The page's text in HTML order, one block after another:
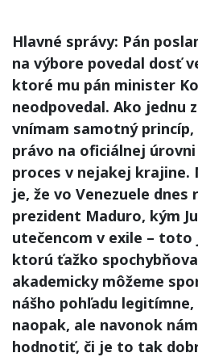
Hlavné správy: Pán
na výbore povedal dosť
ktoré mu pán minister
neodpovedal. Ako jednu
vnímam samotný princíp,
právo na oficiálnej
proces v nejakej
je, že vo Venezuele dnes
prezident Maduro, kým
utečencom v exile –
ktorú ťažko
akademicky môžeme
nášho pohľadu
naopak, ale navonok
hodnotiť, či je to tak